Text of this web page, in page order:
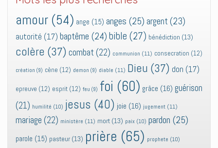
amour (54) ange (15) anges (25) argent (23)
autorité (17) baptême (24) bible (27) bénédiction (13)
colère (37) combat (22) communion (11) consecration (12)
création (9) cène (12) demon (9) diable (11) Dieu (37) don (17)
epreuve (12) esprit (12) feu (9) foi (60) grâce (16) guérison
(21) humilité (10) jesus (40) joie (16) jugement (11)
mariage (22) ministère (11) mort (13) paix (10) pardon (25)
parole (15) pasteur (13) prière (65) prophete (10)